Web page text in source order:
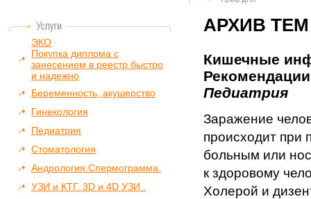
ЭКО
Покупка диплома с
занесением в реестр быстро
и надежно
Беременность, акушерство
Гинекология
Педиатрия
Стоматология
Андрология.Спермограмма.
УЗИ и КТГ. 3D и 4D УЗИ .
АРХИВ ТЕМ
Кишечные
Педиатрия
Заражение
происходит при
больным или
к здоровому
Холерой и